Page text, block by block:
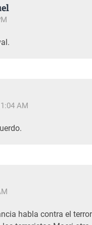
AM
habla contra el